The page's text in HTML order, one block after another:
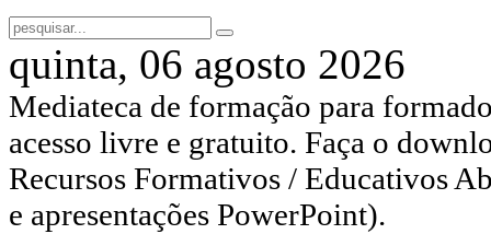
quinta, 06 agosto 2026
Mediateca de formação para
acesso livre e gratuito. Faça o
Recursos Formativos / Educativos
e apresentações PowerPoint).